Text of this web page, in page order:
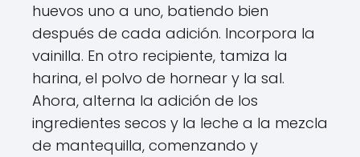
huevos uno a uno, batiendo bien
después de cada adición. Incorpora la
vainilla. En otro recipiente, tamiza la
harina, el polvo de hornear y la sal.
Ahora, alterna la adición de los
ingredientes secos y la leche a la mezcla
de mantequilla, comenzando y